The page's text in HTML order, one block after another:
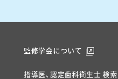
監修学会について
指導医、認定歯科衛生士 検索